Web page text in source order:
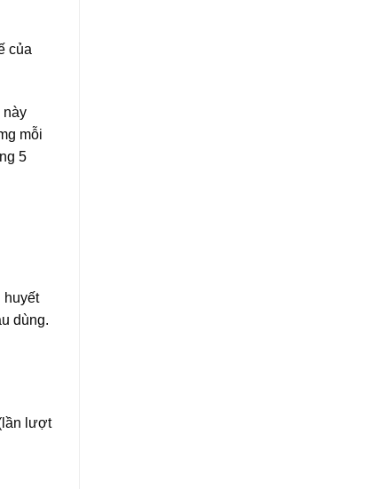
của
này
mỗi
5
huyết
dùng.
lượt